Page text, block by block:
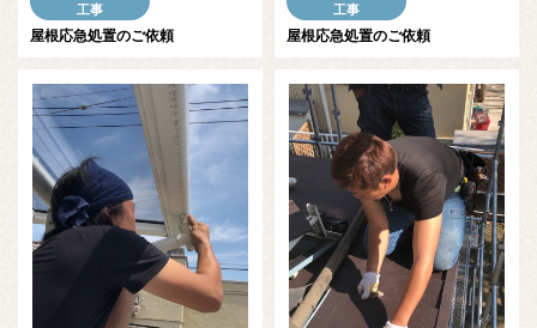
工事
屋根応急処置のご依頼
工事
屋根応急処置のご依頼